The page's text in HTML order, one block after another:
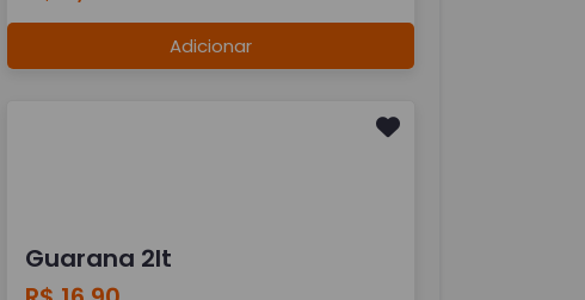
Adicionar
Guarana 2lt